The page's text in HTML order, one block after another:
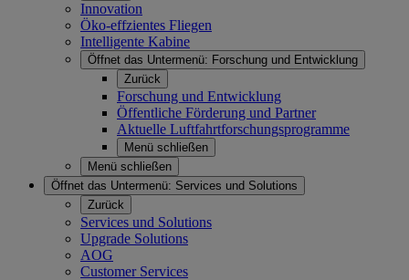
Innovation
Öko-effzientes Fliegen
Intelligente Kabine
Öffnet das Untermenü: Forschung und Entwicklung
Zurück
Forschung und Entwicklung
Öffentliche Förderung und Partner
Aktuelle Luftfahrtforschungsprogramme
Menü schließen
Menü schließen
Öffnet das Untermenü: Services und Solutions
Zurück
Services und Solutions
Upgrade Solutions
AOG
Customer Services